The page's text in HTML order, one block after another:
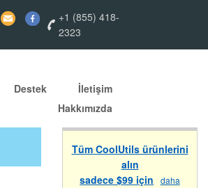
+1 (855) 418-
2323
Destek
İletişim
Hakkımızda
Tüm CoolUtils ürünlerini
alın
sadece $99 için
daha